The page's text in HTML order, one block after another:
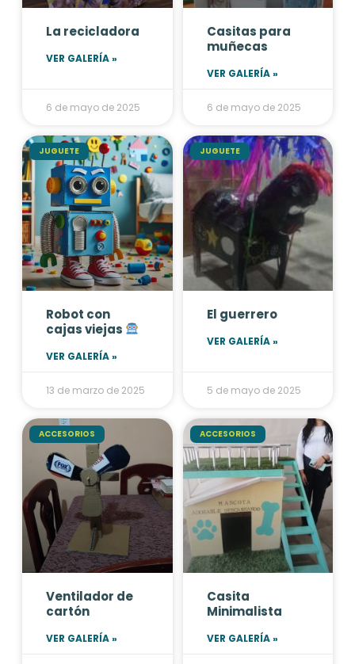
La recicladora
VER GALERÍA »
6 de mayo de 2025
Casitas para
muñecas
VER GALERÍA »
6 de mayo de 2025
JUGUETE
Robot con
cajas viejas
VER GALERÍA »
13 de marzo de 2025
JUGUETE
El guerrero
VER GALERÍA »
5 de mayo de 2025
ACCESORIOS
Ventilador de
cartón
VER GALERÍA »
ACCESORIOS
Casita
Minimalista
VER GALERÍA »